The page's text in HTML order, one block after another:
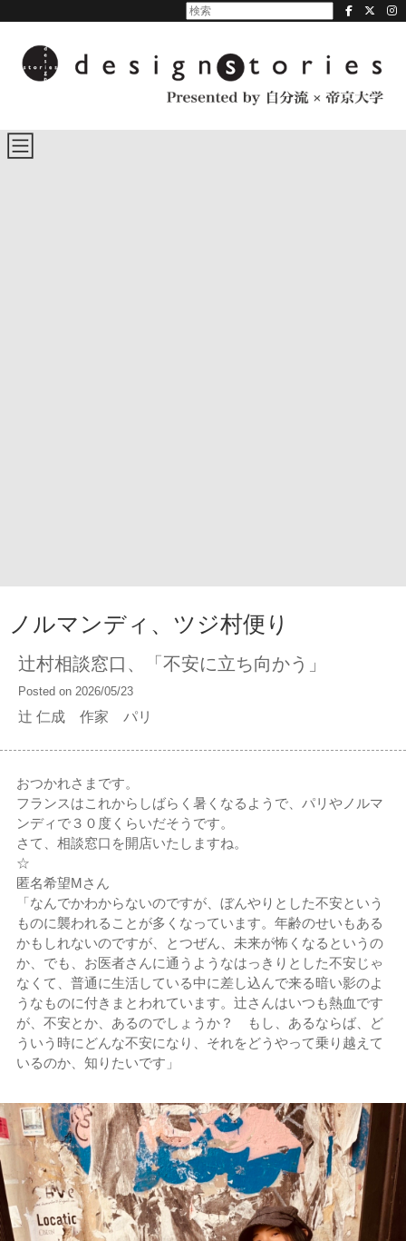
ノルマンディ、ツジ村便り
辻村相談窓口、「不安に立ち向かう」
Posted on 2026/05/23
辻 仁成 作家 パリ
おつかれさまです。
フランスはこれからしばらく暑くなるようで、パリやノルマ
ンディで３０度くらいだそうです。
さて、相談窓口を開店いたしますね。
☆
匿名希望Mさん
「なんでかわからないのですが、ぼんやりとした不安という
ものに襲われることが多くなっています。年齢のせいもある
かもしれないのですが、とつぜん、未来が怖くなるというの
か、でも、お医者さんに通うようなはっきりとした不安じゃ
なくて、普通に生活している中に差し込んで来る暗い影のよ
うなものに付きまとわれています。辻さんはいつも熱血です
が、不安とか、あるのでしょうか？ もし、あるならば、ど
ういう時にどんな不安になり、それをどうやって乗り越えて
いるのか、知りたいです」